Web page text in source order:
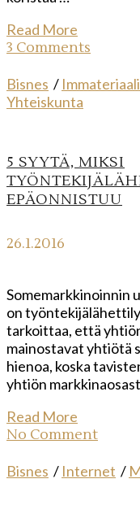
Read More
3 Comments
Bisnes /
Yhteiskunta
5 SYYTÄ, MIKSI
EPÄONNISTUU
26.1.2016
Somemarkkinoinnin
on
tarkoittaa, että
mainostavat yhtiötä
hienoa, koska
yhtiön
Read More
No Comment
Bisnes / Internet /